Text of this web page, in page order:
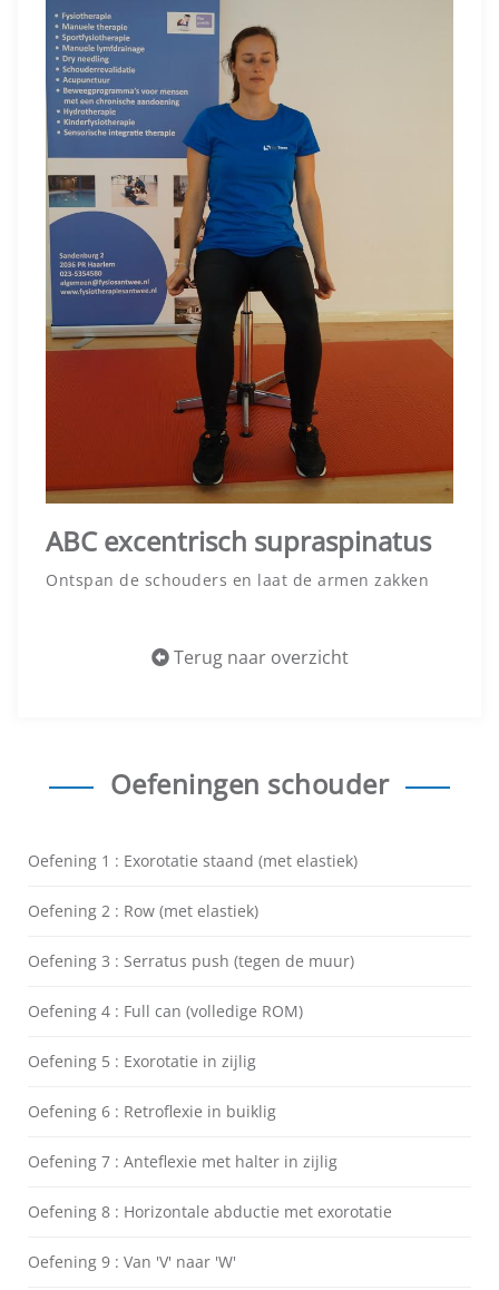
Oefeningen schouder
Oefening 1 : Exorotatie staand (met elastiek)
Oefening 2 : Row (met elastiek)
Oefening 3 : Serratus push (tegen de muur)
Oefening 4 : Full can (volledige ROM)
Oefening 5 : Exorotatie in zijlig
Oefening 6 : Retroflexie in buiklig
Oefening 7 : Anteflexie met halter in zijlig
Oefening 8 : Horizontale abductie met exorotatie
Oefening 9 : Van 'V' naar 'W'
ABC excentrisch supraspinatus
Ontspan de schouders en laat de armen zakken
Terug naar overzicht